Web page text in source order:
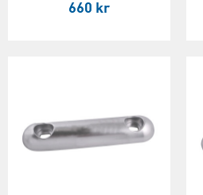
660 kr